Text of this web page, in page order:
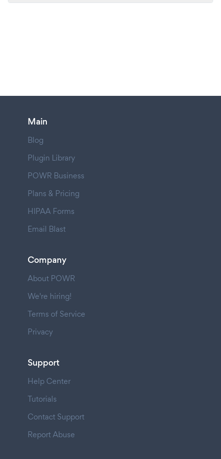
Main
Blog
Plugin Library
POWR Business
Plans & Pricing
HIPAA Forms
Email Blast
Company
About POWR
We're hiring!
Terms of Service
Privacy
Support
Help Center
Tutorials
Contact Support
Report Abuse